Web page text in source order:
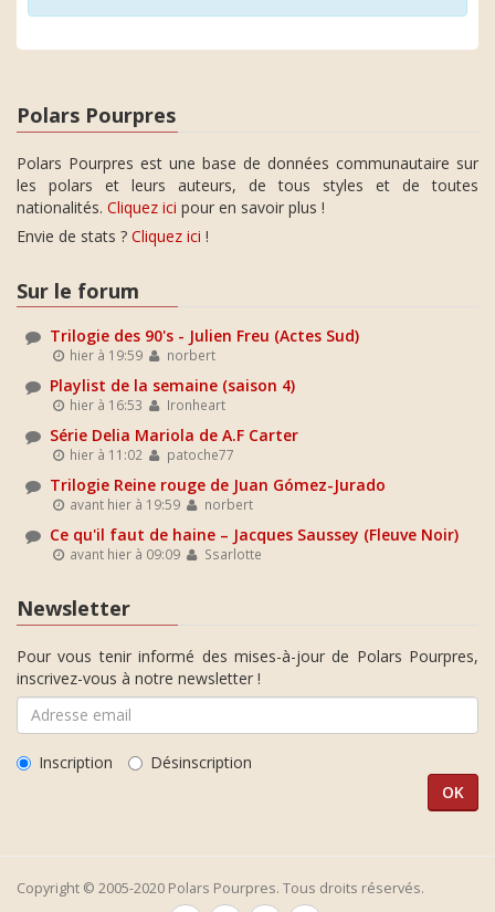
Polars Pourpres
Polars Pourpres est une base de données communautaire sur
les polars et leurs auteurs, de tous styles et de toutes
nationalités. Cliquez ici pour en savoir plus !
Envie de stats ? Cliquez ici !
Sur le forum
Trilogie des 90's - Julien Freu (Actes Sud)
hier à 19:59 norbert
Playlist de la semaine (saison 4)
hier à 16:53 Ironheart
Série Delia Mariola de A.F Carter
hier à 11:02 patoche77
Trilogie Reine rouge de Juan Gómez-Jurado
avant hier à 19:59 norbert
Ce qu'il faut de haine – Jacques Saussey (Fleuve Noir)
avant hier à 09:09 Ssarlotte
Newsletter
Pour vous tenir informé des mises-à-jour de Polars Pourpres,
inscrivez-vous à notre newsletter !
Inscription Désinscription
Copyright © 2005-2020 Polars Pourpres. Tous droits réservés.